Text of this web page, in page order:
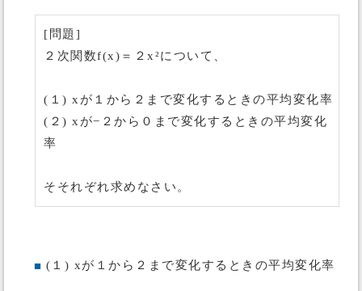
[問題]
２次関数f(x)＝２x²について、
(１) xが１から２まで変化するときの平均変化率
(２) xが−２から０まで変化するときの平均変化
率
そそれぞれ求めなさい。
■ (１) xが１から２まで変化するときの平均変化率